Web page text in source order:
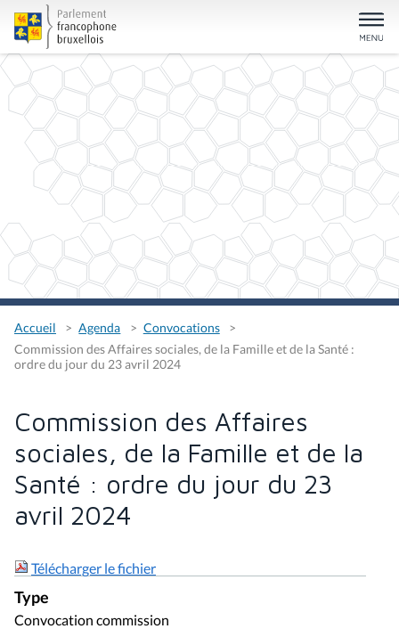
Accueil Agenda
Convocations
Commission des Affaires sociales, de la Famille et de la Santé :
ordre du jour du 23 avril 2024
Commission des Affaires
sociales, de la Famille et de la
Santé : ordre du jour du 23
avril 2024
Télécharger le fichier
Type
Convocation commission